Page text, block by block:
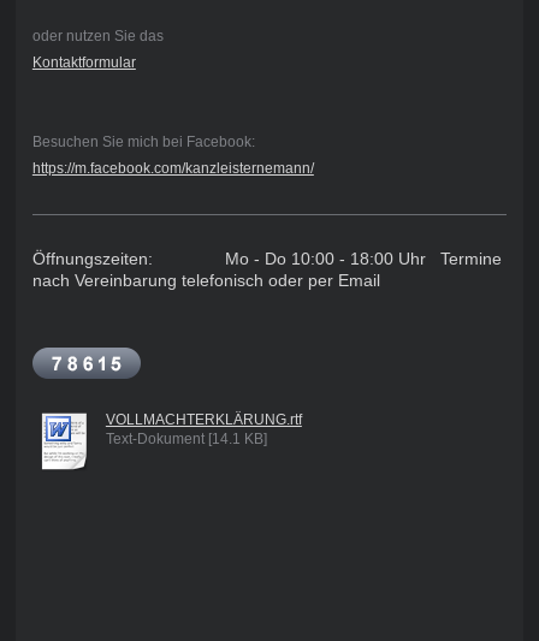
oder nutzen Sie das
Kontaktformular
Besuchen Sie mich bei Facebook:
https://m.facebook.com/kanzleisternemann/
Öffnungszeiten: Mo - Do 10:00 - 18:00 Uhr Termine
nach Vereinbarung telefonisch oder per Email
VOLLMACHTERKLÄRUNG.rtf
Text-Dokument [14.1 KB]